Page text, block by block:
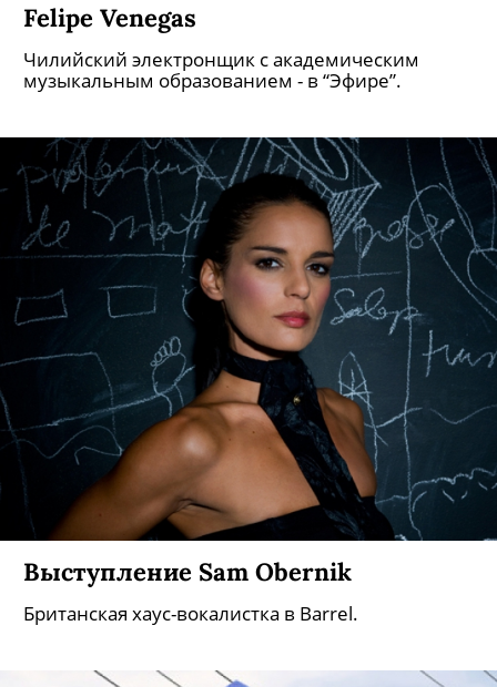
Felipe Venegas
Чилийский электронщик с академическим
музыкальным образованием - в “Эфире”.
Выступление Sam Obernik
Британская хаус-вокалистка в Barrel.